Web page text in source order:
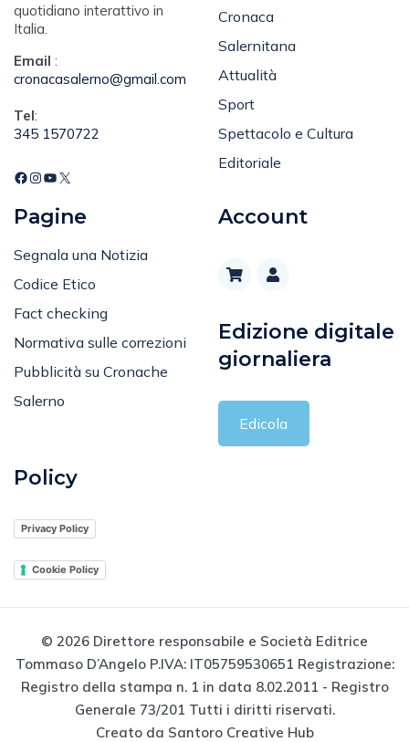
quotidiano interattivo in
Italia.
Email :
cronacasalerno@gmail.com
Tel:
345 1570722
Cronaca
Salernitana
Attualità
Sport
Spettacolo e Cultura
Editoriale
Pagine
Segnala una Notizia
Codice Etico
Fact checking
Normativa sulle correzioni
Pubblicità su Cronache
Salerno
Account
Edizione digitale
giornaliera
Edicola
Policy
Privacy Policy
Cookie Policy
© 2026 Direttore responsabile e Società Editrice
Tommaso D’Angelo P.IVA: IT05759530651 Registrazione:
Registro della stampa n. 1 in data 8.02.2011 - Registro
Generale 73/201 Tutti i diritti riservati.
Creato da Santoro Creative Hub